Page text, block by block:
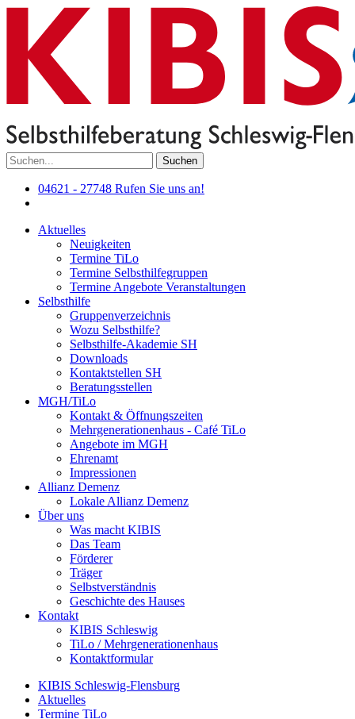
Suchen
04621 - 27748 Rufen Sie uns an!
Aktuelles
Neuigkeiten
Termine TiLo
Termine Selbsthilfegruppen
Termine Angebote Veranstaltungen
Selbsthilfe
Gruppenverzeichnis
Wozu Selbsthilfe?
Selbsthilfe-Akademie SH
Downloads
Kontaktstellen SH
Beratungsstellen
MGH/TiLo
Kontakt & Öffnungszeiten
Mehrgenerationenhaus - Café TiLo
Angebote im MGH
Ehrenamt
Impressionen
Allianz Demenz
Lokale Allianz Demenz
Über uns
Was macht KIBIS
Das Team
Förderer
Träger
Selbstverständnis
Geschichte des Hauses
Kontakt
KIBIS Schleswig
TiLo / Mehrgenerationenhaus
Kontaktformular
KIBIS Schleswig-Flensburg
Aktuelles
Termine TiLo